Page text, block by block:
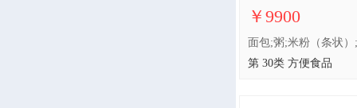
￥9900
第 30类 方便食品